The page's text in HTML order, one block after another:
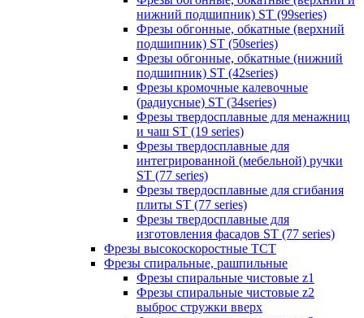
нижний подшипник) ST (99series)
Фрезы обгонные, обкатные (верхний
подшипник) ST (50series)
Фрезы обгонные, обкатные (нижний
подшипник) ST (42series)
Фрезы кромочные калевочные
(радиусные) ST (34series)
Фрезы твердосплавные для менажниц
и чаш ST (19 series)
Фрезы твердосплавные для
интегрированной (мебельной) ручки
ST (77 series)
Фрезы твердосплавные для сгибания
плиты ST (77 series)
Фрезы твердосплавные для
изготовления фасадов ST (77 series)
Фрезы высокоскоростные ТСТ
Фрезы спиральные, рашпильные
Фрезы спиральные чистовые z1
Фрезы спиральные чистовые z2
выброс стружки вверх